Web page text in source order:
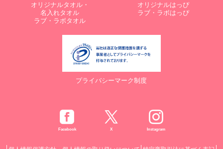
オリジナルタオル・
名入れタオル
ラブ・ラボタオル
オリジナルはっぴ
ラブ・ラボはっぴ
プライバシーマーク制度
Facebook X Instagram